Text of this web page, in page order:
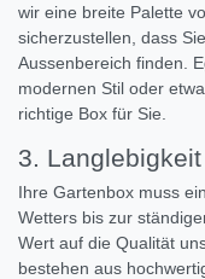
wir eine breite Palette
sicherzustellen, dass
Aussenbereich finden.
modernen Stil oder
richtige Box für Sie.
3.
Ihre Gartenbox muss
Wetters bis zur
Wert auf die Qualität
bestehen aus